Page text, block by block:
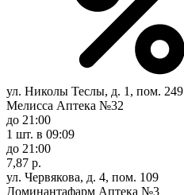
ул. Николы Теслы, д. 1, пом. 249
Мелисса Аптека №32
до 21:00
1 шт. в 09:09
до 21:00
7,87 р.
ул. Червякова, д. 4, пом. 109
Доминантафарм Аптека №3